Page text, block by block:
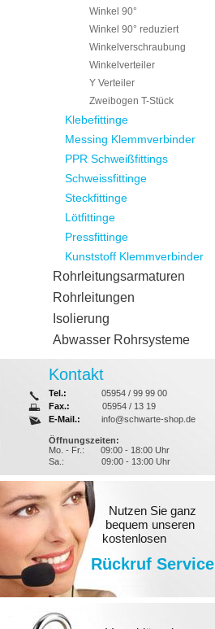
Winkel 90°
Winkel 90° reduziert
Winkelverschraubung
Winkelverteiler
Y Verteiler
Zweibogen T-Stück
Klebefittinge
Messing Klemmverbinder
PPR Schweißfittings
Schweissfittinge
Steckfittinge
Lötfittinge
Pressfittinge
Kunststoff Klemmverbinder
Rohrleitungsarmaturen
Rohrleitungen
Isolierung
Abwasser Rohrsysteme
Kontakt
Tel.:
05954 / 99 99 00
Fax.:
05954 / 13 19
E-Mail.:
info@schwarte-shop.de
Öffnungszeiten:
Mo. - Fr.:
09:00 - 18:00 Uhr
Sa.:
09:00 - 13:00 Uhr
Nutzen Sie ganz
bequem unseren
kostenlosen
Rückruf Service